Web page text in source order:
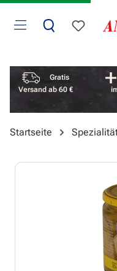
Zum Hauptinhalt
Du hast
Vorteile überspringen
Gratis
Versand ab 60 €
Startseite
Bildergalerie